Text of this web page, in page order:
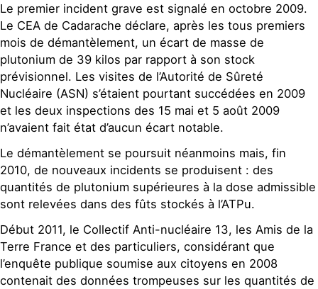
Le premier incident grave est signalé en octobre 2009.
Le CEA de Cadarache déclare, après les tous premiers
mois de démantèlement, un écart de masse de
plutonium de 39 kilos par rapport à son stock
prévisionnel. Les visites de l’Autorité de Sûreté
Nucléaire (ASN) s’étaient pourtant succédées en 2009
et les deux inspections des 15 mai et 5 août 2009
n’avaient fait état d’aucun écart notable.
Le démantèlement se poursuit néanmoins mais, fin
2010, de nouveaux incidents se produisent : des
quantités de plutonium supérieures à la dose admissible
sont relevées dans des fûts stockés à l’ATPu.
Début 2011, le Collectif Anti-nucléaire 13, les Amis de la
Terre France et des particuliers, considérant que
l’enquête publique soumise aux citoyens en 2008
contenait des données trompeuses sur les quantités de